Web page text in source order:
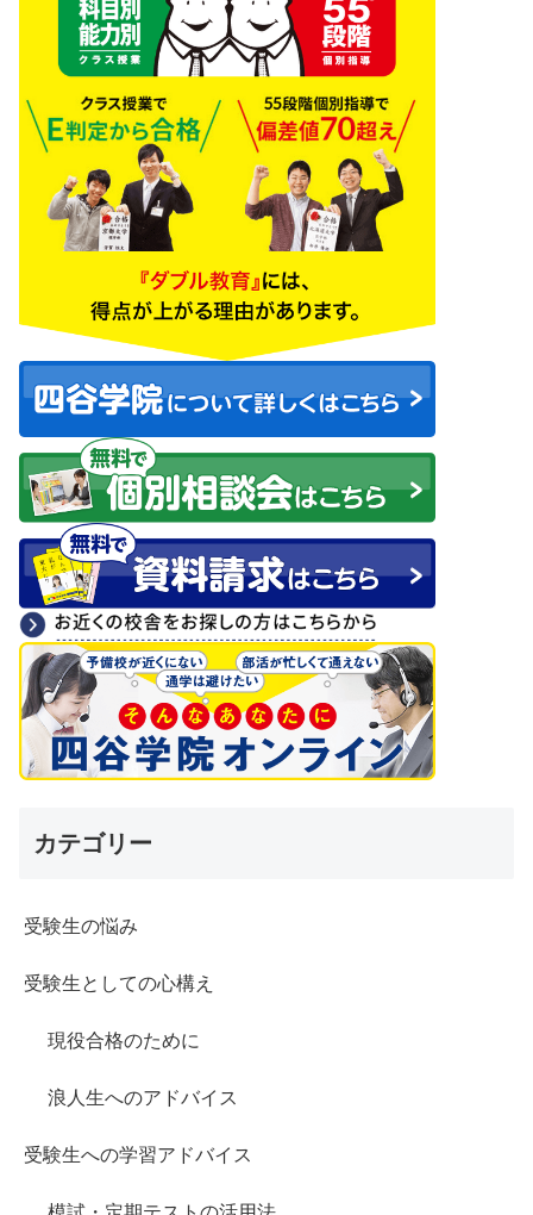
カテゴリー
受験生の悩み
受験生としての心構え
現役合格のために
浪人生へのアドバイス
受験生への学習アドバイス